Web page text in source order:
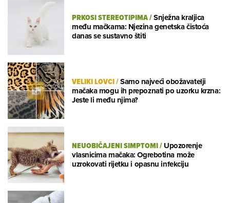
PRKOSI STEREOTIPIMA/Snježna kraljica
među mačkama: Njezina genetska čistoća
danas se sustavno štiti
VELIKI LOVCI/Samo najveći obožavatelji
mačaka mogu ih prepoznati po uzorku krzna:
Jeste li među njima?
NEUOBIČAJENI SIMPTOMI/Upozorenje
vlasnicima mačaka: Ogrebotina može
uzrokovati rijetku i opasnu infekciju